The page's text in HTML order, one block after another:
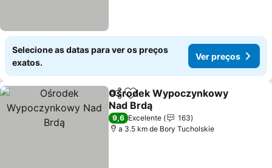
Selecione as datas para ver os preços
exatos.
Ver preços
PartilharAdicionar aos favoritos
Ośrodek Wypoczynkowy
Nad Brdą
Ver preços
9,6 Excelente
163
a 3.5 km de Bory Tucholskie